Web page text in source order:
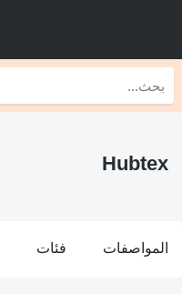
Hubtex
المواصفات فئات